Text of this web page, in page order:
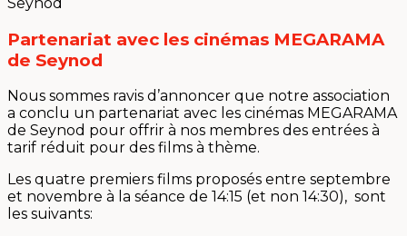
Partenariat avec les cinémas MEGARAMA
de Seynod
Nous sommes ravis d’annoncer que notre association
a conclu un partenariat avec les cinémas MEGARAMA
de Seynod pour offrir à nos membres des entrées à
tarif réduit pour des films à thème.
Les quatre premiers films proposés entre septembre
et novembre à la séance de 14:15 (et non 14:30), sont
les suivants: